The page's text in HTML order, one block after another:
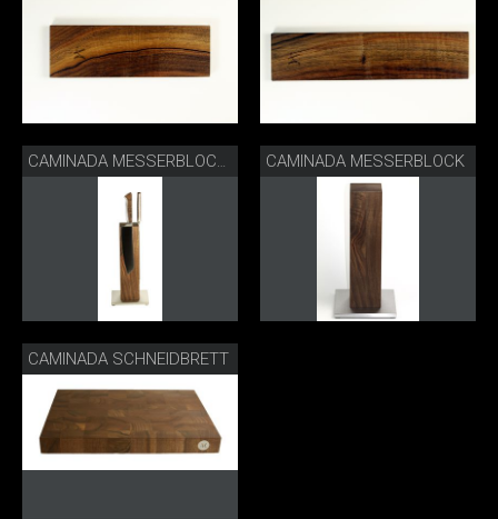
CAMINADA MESSERBLOCK & MESSER CAMINADA MESSERBLOCK
CAMINADA SCHNEIDBRETT